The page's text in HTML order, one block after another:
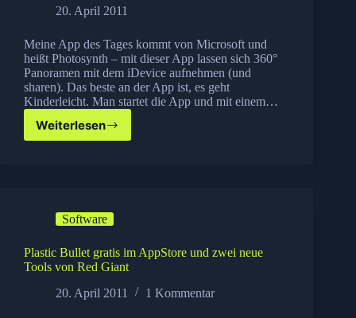
20. April 2011
Meine App des Tages kommt von Microsoft und
heißt Photosynth – mit dieser App lassen sich 360°
Panoramen mit dem iDevice aufnehmen (und
sharen). Das beste an der App ist, es geht
Kinderleicht. Man startet die App und mit einem…
Weiterlesen
Microsoft
Software
Plastic Bullet gratis im AppStore und zwei neue
Tools von Red Giant
20. April 2011
1 Kommentar